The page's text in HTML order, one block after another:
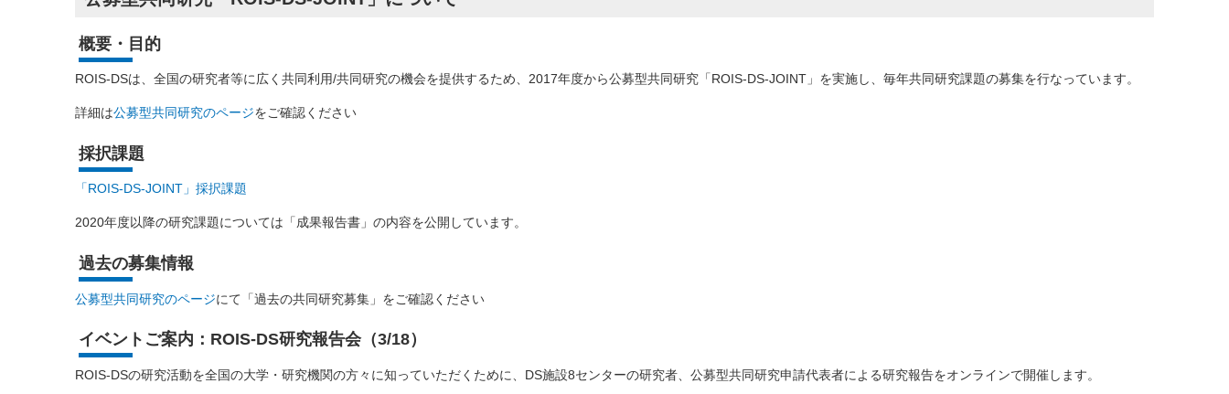
概要・目的
ROIS-DSは、全国の研究者等に広く共同利用/共同研究の機会を提供するため、2017年度から公募型共同研究「ROIS-DS-JOINT」を実施し、毎年共同研究課題の募集を行なっています。
詳細は公募型共同研究のページをご確認ください
採択課題
「ROIS-DS-JOINT」採択課題
2020年度以降の研究課題については「成果報告書」の内容を公開しています。
過去の募集情報
公募型共同研究のページにて「過去の共同研究募集」をご確認ください
イベントご案内：ROIS-DS研究報告会（3/18）
ROIS-DSの研究活動を全国の大学・研究機関の方々に知っていただくために、DS施設8センターの研究者、公募型共同研究申請代表者による研究報告をオンラインで開催します。